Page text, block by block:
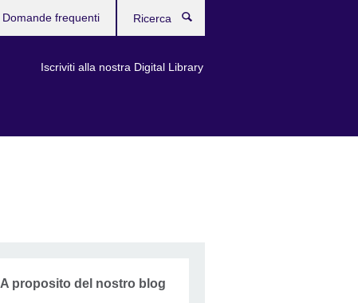
Iscriviti alla nostra Digital Library
Domande frequenti
A proposito del nostro blog